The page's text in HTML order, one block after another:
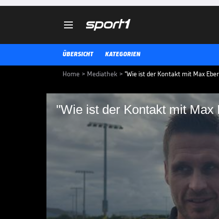

ÜBERSICHT KATEGORIEN
Home > Mediathek > "Wie ist der Kontakt mit Max
"Wie ist der Kontakt mit Max
"Wie ist der Kontakt
BVB-Sportdirektor Sebastian
Kader der Borussia. Der 45-
zu den Bayern bedeckt, möchte
FIFA KLUB-WM